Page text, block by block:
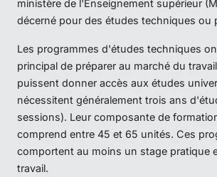
ministère de l'Enseignement supérieur
décerné pour des études techniques ou
Les programmes d'études techniques
principal de préparer au marché du
puissent donner accès aux études
nécessitent généralement trois ans
sessions). Leur composante de
comprend entre 45 et 65 unités. Ces
comportent au moins un stage pratique
travail.